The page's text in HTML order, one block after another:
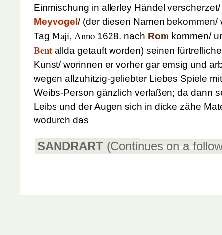
Einmischung in allerley Händel
Meyvogel/ (der diesen Namen
Tag Maji, Anno 1628. nach Rom kommen/
Bent allda getauft worden) seinen
Kunst/ worinnen er vorher gar emsig und
wegen allzuhitzig-geliebter Liebes Spiele
Weibs-Person gänzlich verlaßen; da dann
Leibs und der Augen sich in dicke zähe
wodurch das
SANDRART (Continues on a